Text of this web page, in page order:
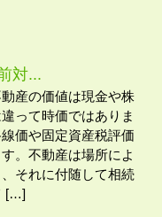
対...
産の価値は現金や株
って時価ではありま
価や固定資産税評価
。不動産は場所によ
それに付随して相続
[…]